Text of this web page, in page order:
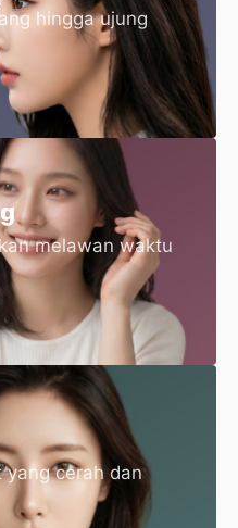
hingga ujung
melawan waktu
cerah dan